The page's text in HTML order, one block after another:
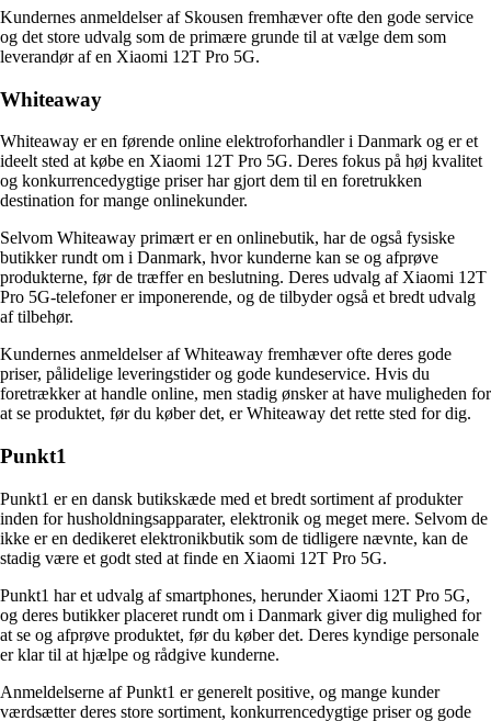
Kundernes anmeldelser af Skousen fremhæver ofte den gode service
og det store udvalg som de primære grunde til at vælge dem som
leverandør af en Xiaomi 12T Pro 5G.
Whiteaway
Whiteaway er en førende online elektroforhandler i Danmark og er et
ideelt sted at købe en Xiaomi 12T Pro 5G. Deres fokus på høj kvalitet
og konkurrencedygtige priser har gjort dem til en foretrukken
destination for mange onlinekunder.
Selvom Whiteaway primært er en onlinebutik, har de også fysiske
butikker rundt om i Danmark, hvor kunderne kan se og afprøve
produkterne, før de træffer en beslutning. Deres udvalg af Xiaomi 12T
Pro 5G-telefoner er imponerende, og de tilbyder også et bredt udvalg
af tilbehør.
Kundernes anmeldelser af Whiteaway fremhæver ofte deres gode
priser, pålidelige leveringstider og gode kundeservice. Hvis du
foretrækker at handle online, men stadig ønsker at have muligheden for
at se produktet, før du køber det, er Whiteaway det rette sted for dig.
Punkt1
Punkt1 er en dansk butikskæde med et bredt sortiment af produkter
inden for husholdningsapparater, elektronik og meget mere. Selvom de
ikke er en dedikeret elektronikbutik som de tidligere nævnte, kan de
stadig være et godt sted at finde en Xiaomi 12T Pro 5G.
Punkt1 har et udvalg af smartphones, herunder Xiaomi 12T Pro 5G,
og deres butikker placeret rundt om i Danmark giver dig mulighed for
at se og afprøve produktet, før du køber det. Deres kyndige personale
er klar til at hjælpe og rådgive kunderne.
Anmeldelserne af Punkt1 er generelt positive, og mange kunder
værdsætter deres store sortiment, konkurrencedygtige priser og gode